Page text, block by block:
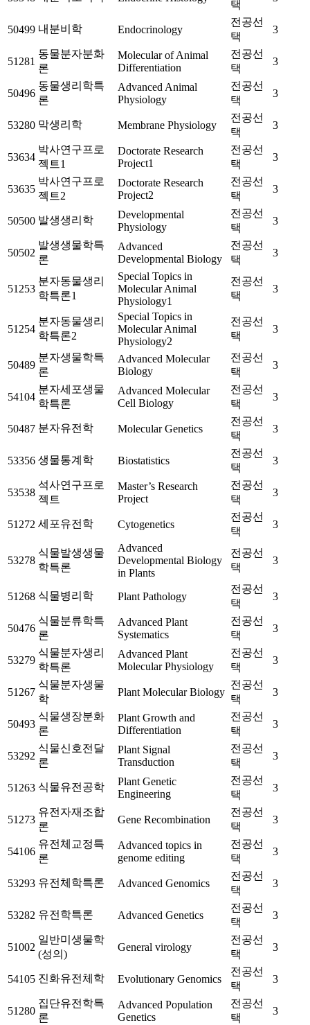
택
50499 내분비학 Endocrinology
전공선
택
3
51281
동물분자분화
론
Molecular of Animal
Differentiation
전공선
택
3
50496
동물생리학특
론
Advanced Animal
Physiology
전공선
택
3
53280 막생리학 Membrane Physiology
전공선
택
3
53634
박사연구프로
젝트1
Doctorate Research
Project1
전공선
택
3
53635
박사연구프로
젝트2
Doctorate Research
Project2
전공선
택
3
50500 발생생리학
Developmental
Physiology
전공선
택
3
50502
발생생물학특
론
Advanced
Developmental Biology
전공선
택
3
51253
분자동물생리
학특론1
Special Topics in
Molecular Animal
Physiology1
전공선
택
3
51254
분자동물생리
학특론2
Special Topics in
Molecular Animal
Physiology2
전공선
택
3
50489
분자생물학특
론
Advanced Molecular
Biology
전공선
택
3
54104
분자세포생물
학특론
Advanced Molecular
Cell Biology
전공선
택
3
50487 분자유전학 Molecular Genetics
전공선
택
3
53356 생물통계학 Biostatistics
전공선
택
3
53538
석사연구프로
젝트
Master’s Research
Project
전공선
택
3
51272 세포유전학 Cytogenetics
전공선
택
3
53278
식물발생생물
학특론
Advanced
Developmental Biology
in Plants
전공선
택
3
51268 식물병리학 Plant Pathology
전공선
택
3
50476
식물분류학특
론
Advanced Plant
Systematics
전공선
택
3
53279
식물분자생리
학특론
Advanced Plant
Molecular Physiology
전공선
택
3
51267
식물분자생물
학
Plant Molecular Biology
전공선
택
3
50493
식물생장분화
론
Plant Growth and
Differentiation
전공선
택
3
53292
식물신호전달
론
Plant Signal
Transduction
전공선
택
3
51263 식물유전공학
Plant Genetic
Engineering
전공선
택
3
51273
유전자재조합
론
Gene Recombination
전공선
택
3
54106
유전체교정특
론
Advanced topics in
genome editing
전공선
택
3
53293 유전체학특론 Advanced Genomics
전공선
택
3
53282 유전학특론 Advanced Genetics
전공선
택
3
51002
일반미생물학
(성의)
General virology
전공선
택
3
54105 진화유전체학 Evolutionary Genomics
전공선
택
3
51280
집단유전학특
론
Advanced Population
Genetics
전공선
택
3